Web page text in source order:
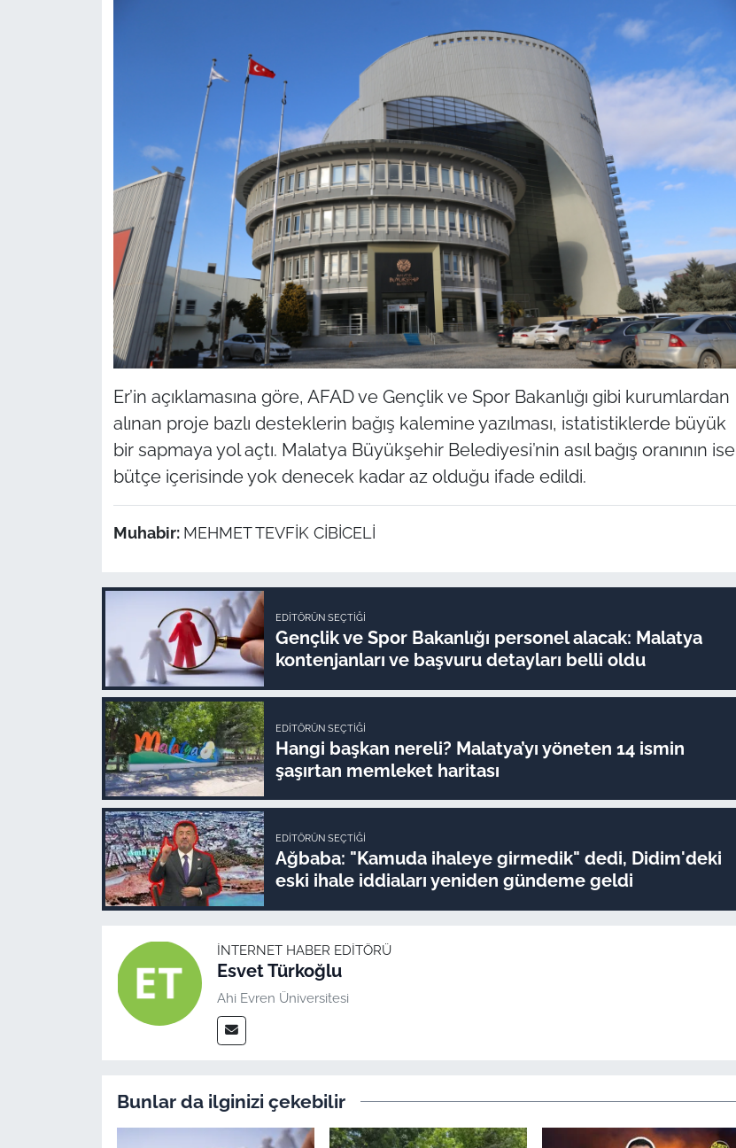
Er’in açıklamasına göre, AFAD ve Gençlik ve Spor Bakanlığı gibi kurumlardan
alınan proje bazlı desteklerin bağış kalemine yazılması, istatistiklerde büyük
bir sapmaya yol açtı. Malatya Büyükşehir Belediyesi’nin asıl bağış oranının ise
bütçe içerisinde yok denecek kadar az olduğu ifade edildi.
Muhabir: MEHMET TEVFİK CİBİCELİ
EDITÖRÜN SEÇTIĞI
Gençlik ve Spor Bakanlığı personel alacak: Malatya
kontenjanları ve başvuru detayları belli oldu
EDITÖRÜN SEÇTIĞI
Hangi başkan nereli? Malatya’yı yöneten 14 ismin
şaşırtan memleket haritası
EDITÖRÜN SEÇTIĞI
Ağbaba: "Kamuda ihaleye girmedik" dedi, Didim'deki
eski ihale iddiaları yeniden gündeme geldi
İNTERNET HABER EDITÖRÜ
Esvet Türkoğlu
Ahi Evren Üniversitesi
Bunlar da ilginizi çekebilir